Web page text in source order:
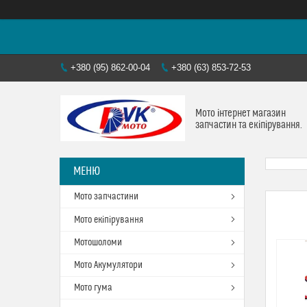
+380 (95) 862-00-04 +380 (63) 853-72-53
Мото інтернет магазин
запчастин та екіпірування.
Мото запчастини
Мото екіпірування
Мотошоломи
Мото Акумулятори
Мото гума